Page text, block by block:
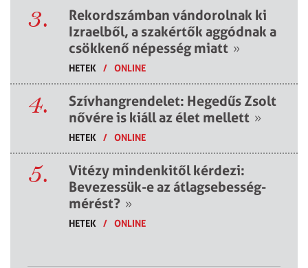
3.
Rekordszámban vándorolnak ki
Izraelből, a szakértők aggódnak a
csökkenő népesség miatt »
HETEK / ONLINE
4.
Szívhangrendelet: Hegedűs Zsolt
nővére is kiáll az élet mellett »
HETEK / ONLINE
5.
Vitézy mindenkitől kérdezi:
Bevezessük-e az átlagsebesség-
mérést? »
HETEK / ONLINE